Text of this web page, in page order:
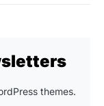
themes.